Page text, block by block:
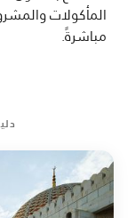
المأكولات
مباشرةً.